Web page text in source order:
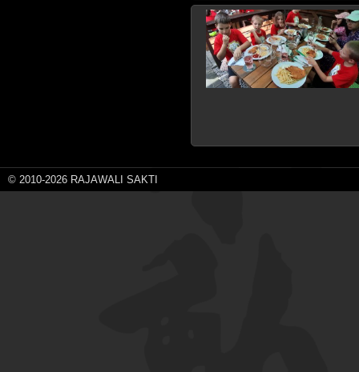
© 2010-2026 RAJAWALI SAKTI